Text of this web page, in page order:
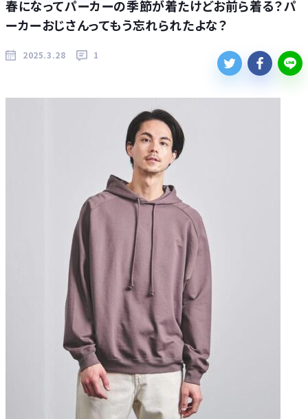
春になってパーカーの季節が着たけどお前ら着る？パ
ーカーおじさんってもう忘れられたよな？
2025.3.28 1